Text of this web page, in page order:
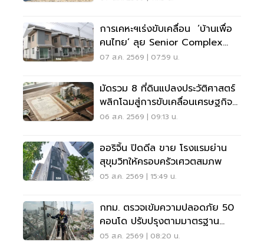
การเคหะฯเร่งขับเคลื่อน ‘บ้านเพื่อ
คนไทย’ ลุย Senior Complex
ฟื้นฟูเมือง
07 ส.ค. 2569 | 07:59 น.
มัดรวม 8 ที่ดินแปลงประวัติศาสตร์
พลิกโฉมสู่การขับเคลื่อนเศรษฐกิจ
เมือง
06 ส.ค. 2569 | 09:13 น.
ออริจิ้น ปิดดีล ขาย โรงแรมย่าน
สุขุมวิทให้ครอบครัวเศวตสมภพ
05 ส.ค. 2569 | 15:49 น.
กทม. ตรวจเข้มความปลอดภัย 50
คอนโด ปรับปรุงตามมาตรฐาน
เคร่งครัด
05 ส.ค. 2569 | 08:20 น.